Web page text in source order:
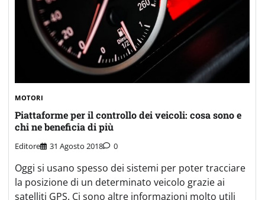
MOTORI
Piattaforme per il controllo dei veicoli: cosa sono e
chi ne beneficia di più
Editore 31 Agosto 2018 0
Oggi si usano spesso dei sistemi per poter tracciare
la posizione di un determinato veicolo grazie ai
satelliti GPS. Ci sono altre informazioni molto utili